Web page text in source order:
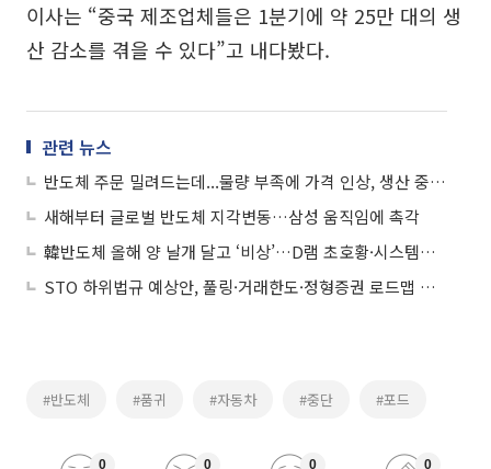
이사는 “중국 제조업체들은 1분기에 약 25만 대의 생
산 감소를 겪을 수 있다”고 내다봤다.
관련 뉴스
반도체 주문 밀려드는데...물량 부족에 가격 인상, 생산 중단까지 ‘비상’
새해부터 글로벌 반도체 지각변동…삼성 움직임에 촉각
韓반도체 올해 양 날개 달고 ‘비상’…D램 초호황·시스템반도체 반격 박차
STO 하위법규 예상안, 풀링·거래한도·정형증권 로드맵 제시
#반도체 #품귀 #자동차 #중단 #포드
0 0 0 0